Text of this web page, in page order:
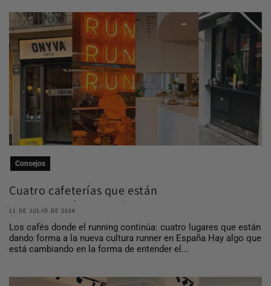
Consejos
Cuatro cafeterías que están
construyendo comuni...
11 DE JULIO DE 2026
Los cafés donde el running continúa: cuatro lugares que están
dando forma a la nueva cultura runner en España Hay algo que
está cambiando en la forma de entender el...